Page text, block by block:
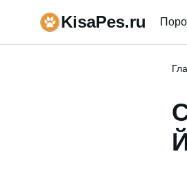
KisaPes.ru